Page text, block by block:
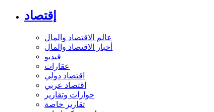
إقتصاد
عالم الاقتصاد والمال
أخبار الاقتصاد والمال
فيديو
عقارات
اقتصاد دولي
اقتصاد عربي
حوارات وتقارير
تقارير خاصة